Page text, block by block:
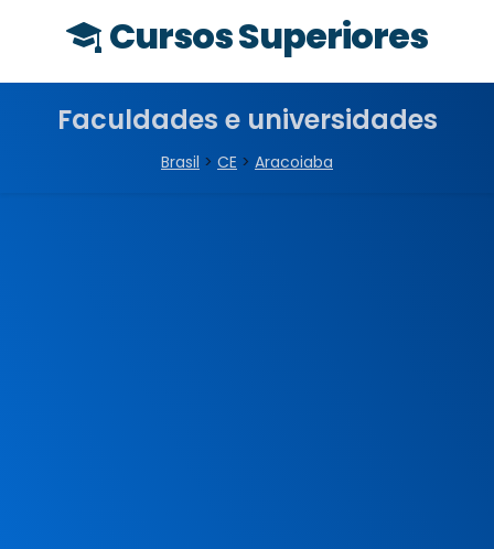
Cursos Superiores
Faculdades e universidades
Brasil > CE > Aracoiaba